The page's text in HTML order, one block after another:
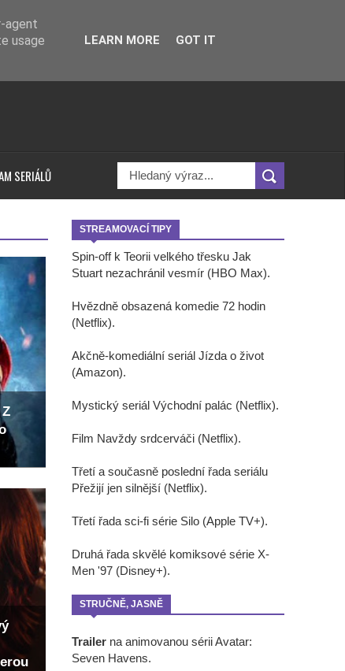
SERIÁLŮ
STREAMOVACÍ TIPY
Spin-off k Teorii velkého třesku Jak
Stuart nezachránil vesmír (HBO Max).
Hvězdně obsazená komedie 72 hodin
(Netflix).
Akčně-komediální seriál Jízda o život
(Amazon).
Mystický seriál Východní palác (Netflix).
Film Navždy srdcerváči (Netflix).
Třetí a současně poslední řada seriálu
Přežijí jen silnější (Netflix).
Třetí řada sci-fi série Silo (Apple TV+).
Druhá řada skvělé komiksové série X-
Men '97 (Disney+).
STRUČNĚ, JASNĚ
Trailer na animovanou sérii Avatar:
Seven Havens.
agent
usage
LEARN MORE GOT IT